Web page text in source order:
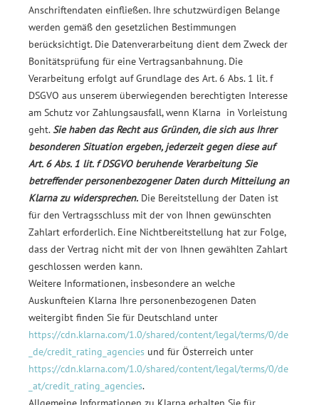
Anschriftendaten einfließen. Ihre schutzwürdigen Belange
werden gemäß den gesetzlichen Bestimmungen
berücksichtigt. Die Datenverarbeitung dient dem Zweck der
Bonitätsprüfung für eine Vertragsanbahnung. Die
Verarbeitung erfolgt auf Grundlage des Art. 6 Abs. 1 lit. f
DSGVO aus unserem überwiegenden berechtigten Interesse
am Schutz vor Zahlungsausfall, wenn Klarna in Vorleistung
geht.Sie haben das Recht aus Gründen, die sich aus Ihrer
besonderen Situation ergeben, jederzeit gegen diese auf
Art. 6 Abs. 1 lit. f DSGVO beruhende Verarbeitung Sie
betreffender personenbezogener Daten durch Mitteilung an
Klarna zu widersprechen. Die Bereitstellung der Daten ist
für den Vertragsschluss mit der von Ihnen gewünschten
Zahlart erforderlich. Eine Nichtbereitstellung hat zur Folge,
dass der Vertrag nicht mit der von Ihnen gewählten Zahlart
geschlossen werden kann.
Weitere Informationen, insbesondere an welche
Auskunfteien Klarna Ihre personenbezogenen Daten
weitergibt finden Sie für Deutschland unter
https://cdn.klarna.com/1.0/shared/content/legal/terms/0/de
_de/credit_rating_agencies und für Österreich unter
https://cdn.klarna.com/1.0/shared/content/legal/terms/0/de
_at/credit_rating_agencies.